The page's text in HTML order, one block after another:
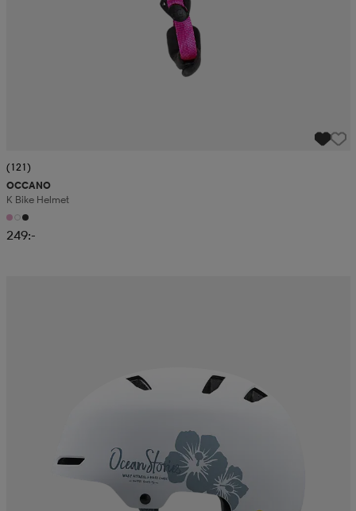
(121)
OCCANO
K Bike Helmet
249:-